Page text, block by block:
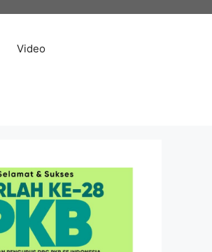
Video